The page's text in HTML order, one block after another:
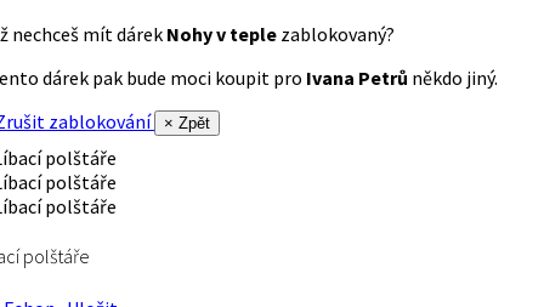
nechceš mít dárek Nohy v teple zablokovaný?
dárek pak bude moci koupit pro Ivana Petrů někdo jiný.
zablokování
× Zpět
polštáře